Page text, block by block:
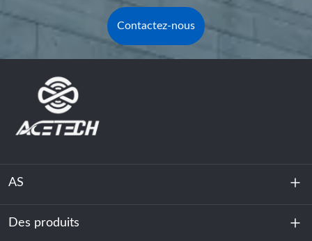
Contactez-nous
AS
À propos de nous
Des produits